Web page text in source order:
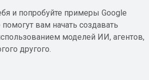
и попробуйте примеры Google
вам начать создавать
моделей ИИ, агентов,
другого.